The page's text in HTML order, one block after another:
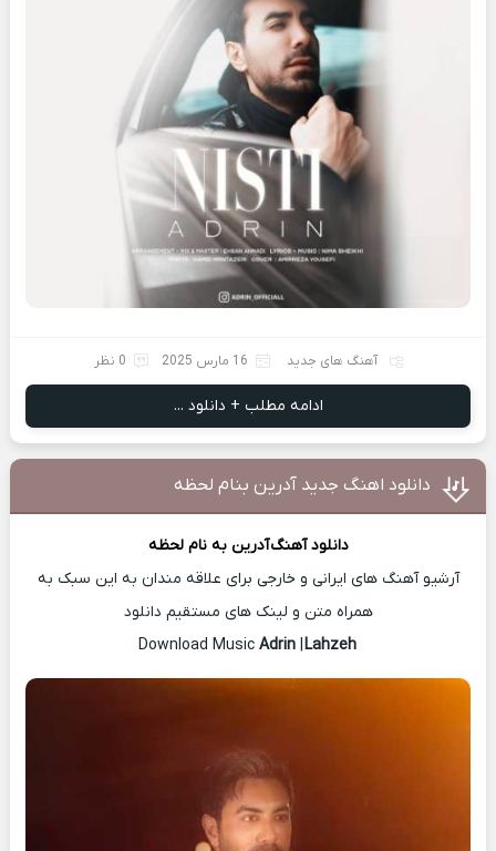
آهنگ های جدید 16 مارس 2025 0 نظر
ادامه مطلب + دانلود ...
دانلود اهنگ جدید آدرین بنام لحظه
دانلود آهنگآدرین به نام لحظه
آرشیو آهنگ های ایرانی و خارجی برای علاقه مندان به این سبک به
همراه متن و لینک های مستقیم دانلود
Adrin Lahzeh